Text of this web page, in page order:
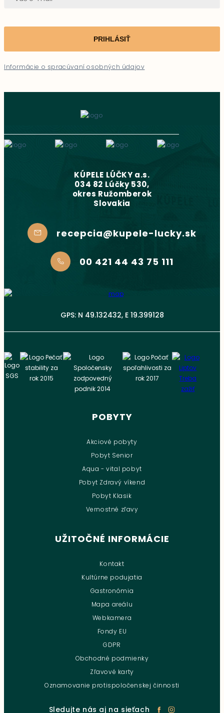
PRIHLÁSIŤ
Informácie o spracúvaní osobných údajov
KÚPELE LÚČKY a.s.
034 82 Lúčky 530,
okres Ružomberok
Slovakia
recepcia@kupele-lucky.sk
00 421 44 43 75 111
GPS: N 49.132432, E 19.399128
POBYTY
Akciové pobyty
Pobyt Senior
Aqua - vital pobyt
Pobyt Zdravý víkend
Pobyt Klasik
Vernostné zľavy
UŽITOČNÉ INFORMÁCIE
Kontakt
Kultúrne podujatia
Gastronómia
Mapa areálu
Webkamera
Fondy EU
GDPR
Obchodné podmienky
Zľavové karty
Oznamovanie protispoločenskej činnosti
Sledujte nás aj na sieťach